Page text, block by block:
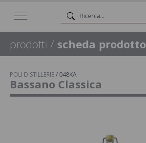
prodotti / scheda prodotto
POLI DISTILLERIE/ 048KA
Bassano Classica